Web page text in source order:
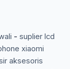
- suplier lcd
xiaomi
aksesoris